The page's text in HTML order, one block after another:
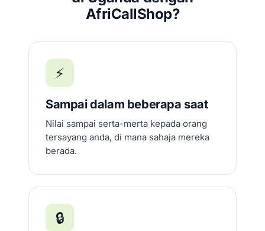
AfriCallShop?
⚡
Sampai dalam beberapa saat
Nilai sampai serta-merta kepada orang
tersayang anda, di mana sahaja mereka
berada.
🔒